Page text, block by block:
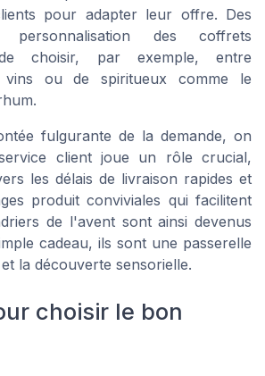
pour adapter leur offre. Des
des coffrets
choisir, par exemple, entre
vins ou de spiritueux comme le
fulgurante de la demande, on
client joue un rôle crucial,
les délais de livraison rapides et
produit conviviales qui facilitent
de l'avent sont ainsi devenus
cadeau, ils sont une passerelle
la découverte sensorielle.
choisir le bon